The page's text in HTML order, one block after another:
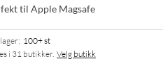
til Apple Magsafe
: 100+ st
i 31 butikker. Velg butikk